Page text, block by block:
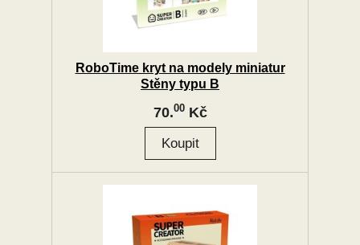
RoboTime kryt na modely miniatur
Stěny typu B
70.00Kč